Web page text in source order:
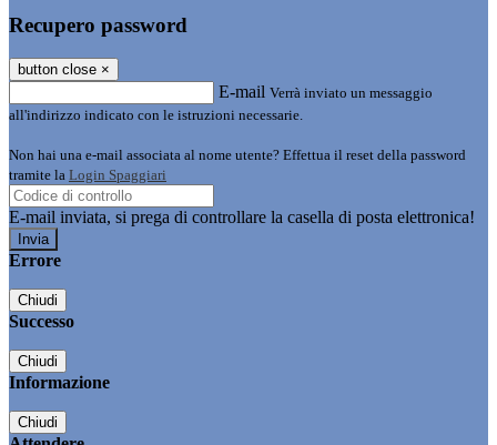
Recupero password
button close ×
E-mail Verrà inviato un messaggio
all'indirizzo indicato con le istruzioni necessarie.
Non hai una e-mail associata al nome utente? Effettua il reset della password
tramite la Login Spaggiari
E-mail inviata, si prega di controllare la casella di posta elettronica!
Errore
Chiudi
Successo
Chiudi
Informazione
Chiudi